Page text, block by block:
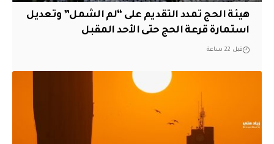
هيئة الحج تمدد التقديم على “لم الشمل” وتعديل
استمارة قرعة الحج حتى الأحد المقبل
قبل 22 ساعة